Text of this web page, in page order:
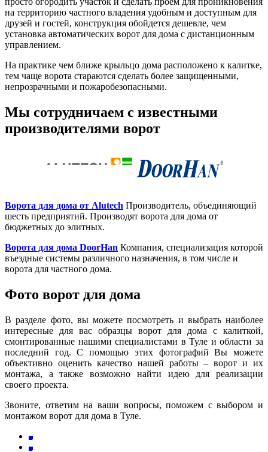
на территорию частного владения удобным и доступным для
друзей и гостей, конструкция обойдется дешевле, чем
установка автоматических ворот для дома с дистанционным
управлением.
На практике чем ближе крыльцо дома расположено к калитке,
тем чаще ворота стараются сделать более защищенными,
непрозрачными и пожаробезопасными.
Мы сотрудничаем с известными
производителями ворот
Ворота для дома от Alutech Производитель, объединяющий
шесть предприятий. Производят ворота для дома от
бюджетных до элитных.
Ворота для дома DoorHan Компания, специализация которой
въездные системы различного назначения, в том числе и
ворота для частного дома.
Фото ворот для дома
В разделе фото, вы можете посмотреть и выбрать наиболее
интересные для вас образцы ворот для дома с калиткой,
смонтированные нашими специалистами в Туле и области за
последний год. С помощью этих фотографий Вы можете
объективно оценить качество нашей работы – ворот и их
монтажа, а также возможно найти идею для реализации
своего проекта.
Звоните, ответим на ваши вопросы, поможем с выбором и
монтажом ворот для дома в Туле.